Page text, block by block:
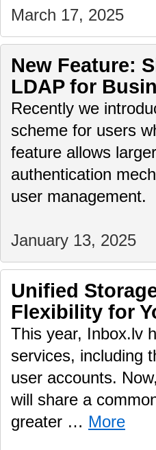
March 17, 2025
New Feature:
LDAP for
Recently we
scheme for users
feature allows
authentication
user management.
January 13, 2025
Unified
Flexibility for
This year, Inbox.lv
services, including
user accounts.
will share a
greater … More